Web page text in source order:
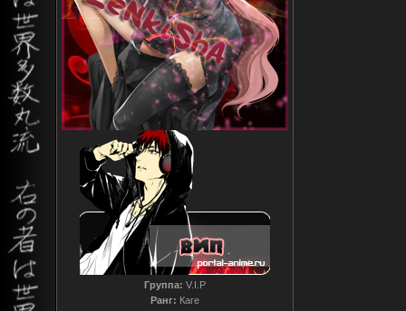
Группа: V.I.P
Ранг: Каге